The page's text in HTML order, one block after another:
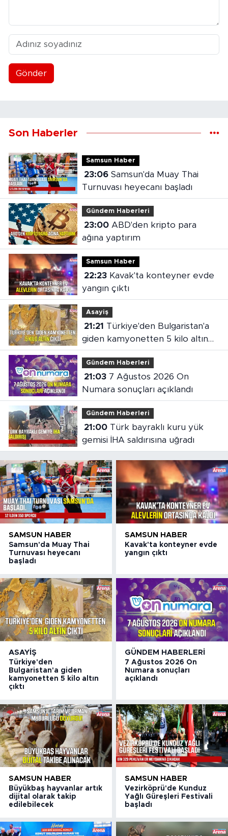
Gönder
Son Haberler
Samsun Haber
23:06Samsun'da Muay Thai
Turnuvası heyecanı başladı
Gündem Haberleri
23:00ABD'den kripto para
ağına yaptırım
Samsun Haber
22:23Kavak'ta konteyner evde
yangın çıktı
Asayiş
21:21
giden kamyonetten 5 kilo altın
çıktı
Gündem Haberleri
21:037 Ağustos 2026 On
Numara sonuçları açıklandı
Gündem Haberleri
21:00Türk bayraklı kuru yük
gemisi İHA saldırısına uğradı
SAMSUN HABER
Samsun'da Muay Thai
Turnuvası heyecanı
başladı
SAMSUN HABER
Kavak'ta konteyner evde
yangın çıktı
ASAYIŞ
Türkiye'den
Bulgaristan'a giden
kamyonetten 5 kilo altın
çıktı
GÜNDEM HABERLERI
7 Ağustos 2026 On
Numara sonuçları
açıklandı
SAMSUN HABER
Büyükbaş hayvanlar artık
dijital olarak takip
edilebilecek
SAMSUN HABER
Vezirköprü'de Kunduz
Yağlı Güreşleri Festivali
başladı